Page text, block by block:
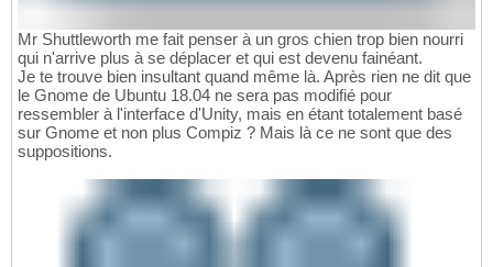
Mr Shuttleworth me fait penser à un gros chien trop bien nourri
qui n'arrive plus à se déplacer et qui est devenu fainéant.
Je te trouve bien insultant quand même là. Après rien ne dit que
le Gnome de Ubuntu 18.04 ne sera pas modifié pour
ressembler à l'interface d'Unity, mais en étant totalement basé
sur Gnome et non plus Compiz ? Mais là ce ne sont que des
suppositions.